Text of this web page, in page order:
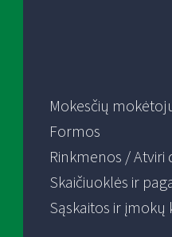
Mokesčių
Formos
Rinkmenos /
Skaičiuoklės ir
Sąskaitos ir įmokų